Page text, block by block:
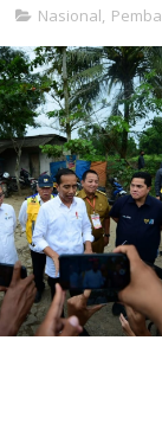
Nasional,